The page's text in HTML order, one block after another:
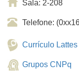
Sala: 2-208
Telefone:
Currículo Lattes
Grupos CNPq